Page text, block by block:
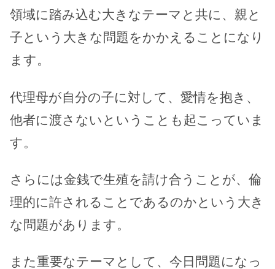
領域に踏み込む大きなテーマと共に、親と
子という大きな問題をかかえることになり
ます。
代理母が自分の子に対して、愛情を抱き、
他者に渡さないということも起こっていま
す。
さらには金銭で生殖を請け合うことが、倫
理的に許されることであるのかという大き
な問題があります。
また重要なテーマとして、今日問題になっ